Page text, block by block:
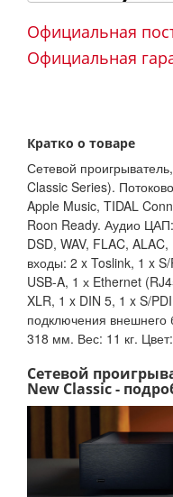
Официальная
Официальная
Кратко о товаре
Сетевой
Classic Series).
Apple Music, TIDAL
Roon Ready. Аудио
DSD, WAV, FLAC,
входы: 2 x Toslink, 1 x
USB-A, 1 х Ethernet
XLR, 1 x DIN 5, 1 x S/
подключения
318 мм. Вес: 11 кг.
Сетевой
New Classic -